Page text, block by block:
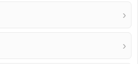
›
›